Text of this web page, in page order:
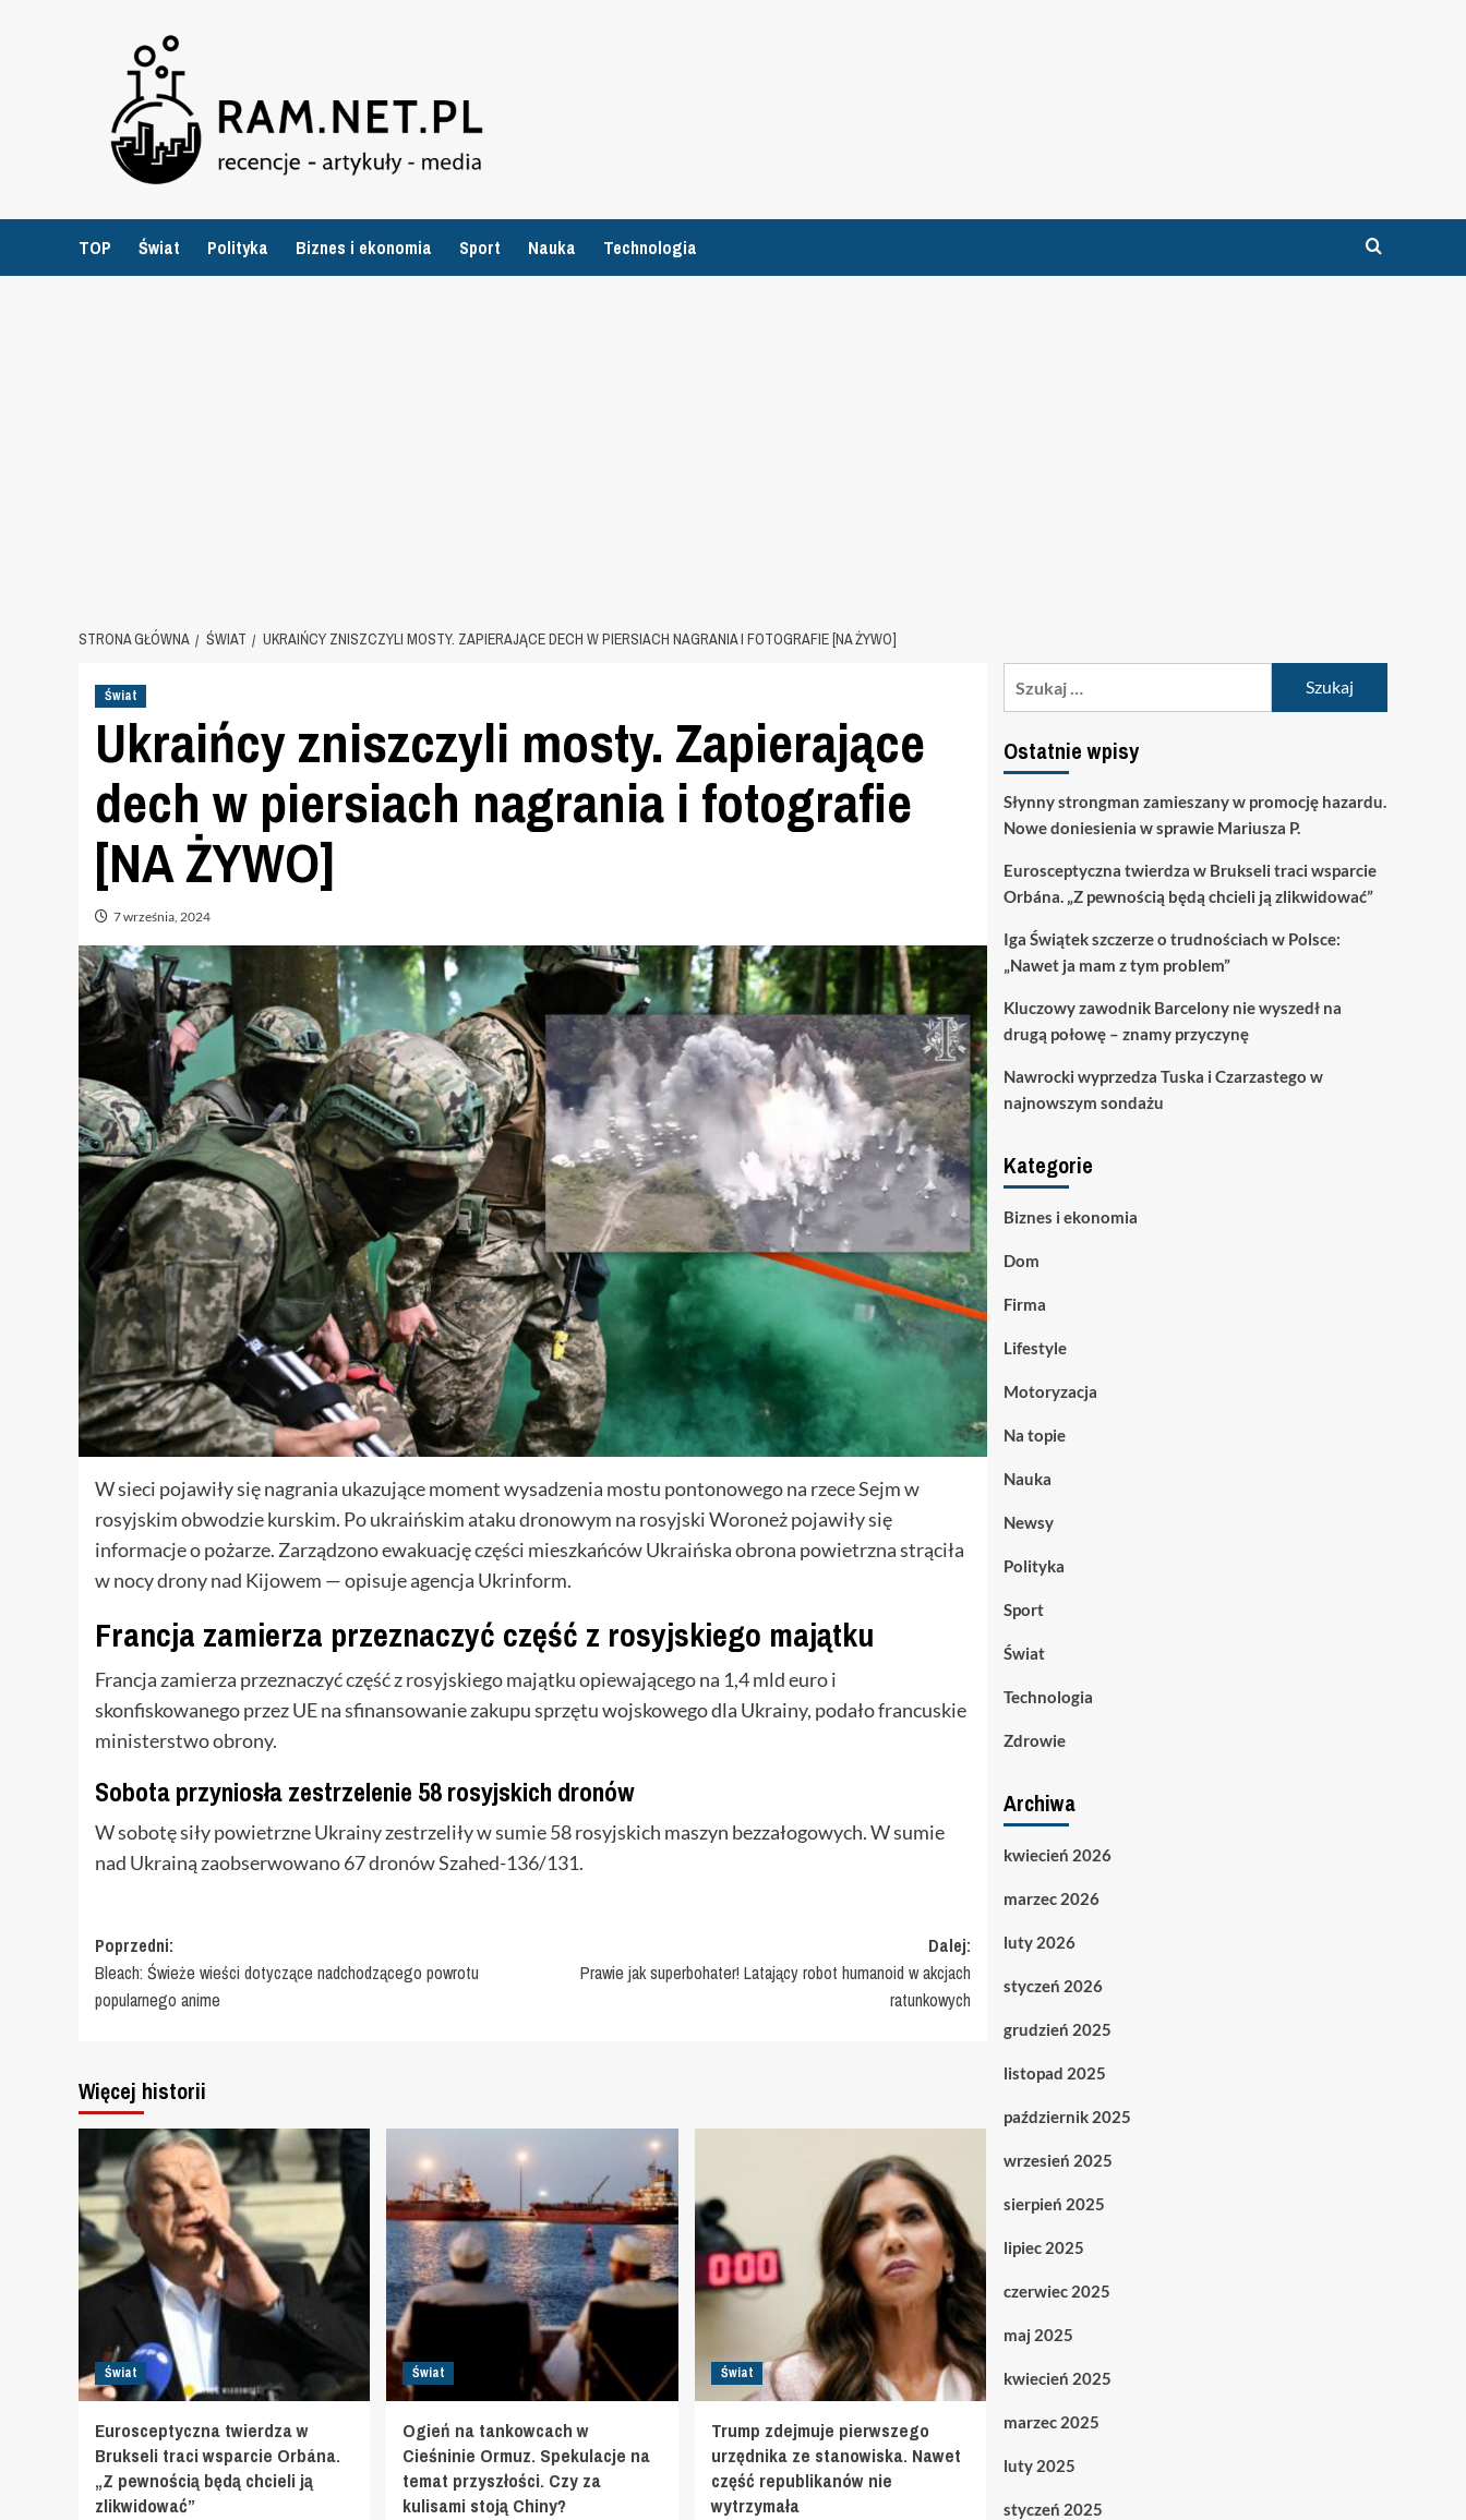
TOP Świat Polityka Biznes i ekonomia Sport Nauka Technologia
STRONA GŁÓWNA ŚWIAT UKRAIŃCY ZNISZCZYLI MOSTY. ZAPIERAJĄCE DECH W PIERSIACH NAGRANIA I FOTOGRAFIE [NA ŻYWO]
Świat
Ukraińcy zniszczyli mosty. Zapierające
dech w piersiach nagrania i fotografie
[NA ŻYWO]
7 września, 2024
W sieci pojawiły się nagrania ukazujące moment wysadzenia mostu pontonowego na rzece Sejm w
rosyjskim obwodzie kurskim. Po ukraińskim ataku dronowym na rosyjski Woroneż pojawiły się
informacje o pożarze. Zarządzono ewakuację części mieszkańców Ukraińska obrona powietrzna strąciła
w nocy drony nad Kijowem — opisuje agencja Ukrinform.
Francja zamierza przeznaczyć część z rosyjskiego majątku
Francja zamierza przeznaczyć część z rosyjskiego majątku opiewającego na 1,4 mld euro i
skonfiskowanego przez UE na sfinansowanie zakupu sprzętu wojskowego dla Ukrainy, podało francuskie
ministerstwo obrony.
Sobota przyniosła zestrzelenie 58 rosyjskich dronów
W sobotę siły powietrzne Ukrainy zestrzeliły w sumie 58 rosyjskich maszyn bezzałogowych. W sumie
nad Ukrainą zaobserwowano 67 dronów Szahed-136/131.
Zobacz
wpisy
Poprzedni:
Bleach: Świeże wieści dotyczące nadchodzącego powrotu
popularnego anime
Dalej:
Prawie jak superbohater! Latający robot humanoid w akcjach
ratunkowych
Więcej historii
Świat
Eurosceptyczna twierdza w
Brukseli traci wsparcie Orbána.
„Z pewnością będą chcieli ją
zlikwidować”
Świat
Ogień na tankowcach w
Cieśninie Ormuz. Spekulacje na
temat przyszłości. Czy za
kulisami stoją Chiny?
Świat
Trump zdejmuje pierwszego
urzędnika ze stanowiska. Nawet
część republikanów nie
wytrzymała
Ostatnie wpisy
Słynny strongman zamieszany w promocję hazardu.
Nowe doniesienia w sprawie Mariusza P.
Eurosceptyczna twierdza w Brukseli traci wsparcie
Orbána. „Z pewnością będą chcieli ją zlikwidować”
Iga Świątek szczerze o trudnościach w Polsce:
„Nawet ja mam z tym problem”
Kluczowy zawodnik Barcelony nie wyszedł na
drugą połowę – znamy przyczynę
Nawrocki wyprzedza Tuska i Czarzastego w
najnowszym sondażu
Kategorie
Biznes i ekonomia
Dom
Firma
Lifestyle
Motoryzacja
Na topie
Nauka
Newsy
Polityka
Sport
Świat
Technologia
Zdrowie
Archiwa
kwiecień 2026
marzec 2026
luty 2026
styczeń 2026
grudzień 2025
listopad 2025
październik 2025
wrzesień 2025
sierpień 2025
lipiec 2025
czerwiec 2025
maj 2025
kwiecień 2025
marzec 2025
luty 2025
styczeń 2025